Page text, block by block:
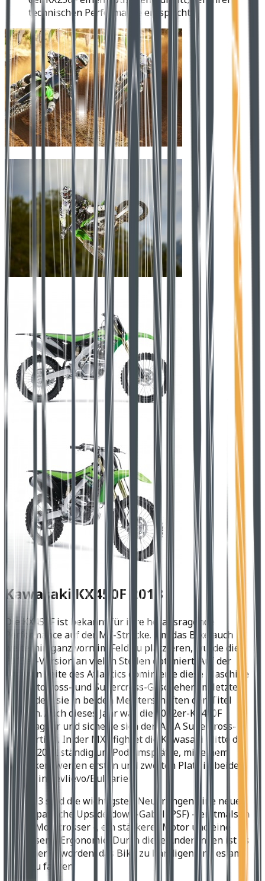
technischen Performance entspricht.
Kawasaki KX450F 2013
Die KX450F ist bekannt für ihre herausragende
Performance auf der MX-Strecke. Um das Bike auch
weiterhin ganz vorn im Feld zu platzieren, wurde die
2013er-Version an vielen Stellen optimiert. Auf der
anderen Seite des Atlantics dominierte diese Maschine
das Motocross- und Supercross-Geschehen im letzten
Jahr, indem sie in beiden Meisterschaften den Titel
gewann. Auch dieses Jahr war die 2012er-KX450F
unschlagbar und sicherte sich den AMA Supercross-
Meistertitel. In der MX1 fightet die Kawasaki Mitte der
Saison 2012 ständig um Podiumsplätze, mit einem
bemerkenswerten ersten und zweiten Platz in beiden
Läufen in Sevlievo/Bulgarien.
Für 2013 sind die wichtigsten Neuerungen eine neue
pneumpatische Upside-down-Gabel (PSF) – erstmals in
einem Motocrosser -, ein stärkerer Motor und eine
verbesserte Ergonomie. Durch diese Änderungen ist es
einfacher geworden, das Bike zu bändigen und es am
Limit zu fahren.